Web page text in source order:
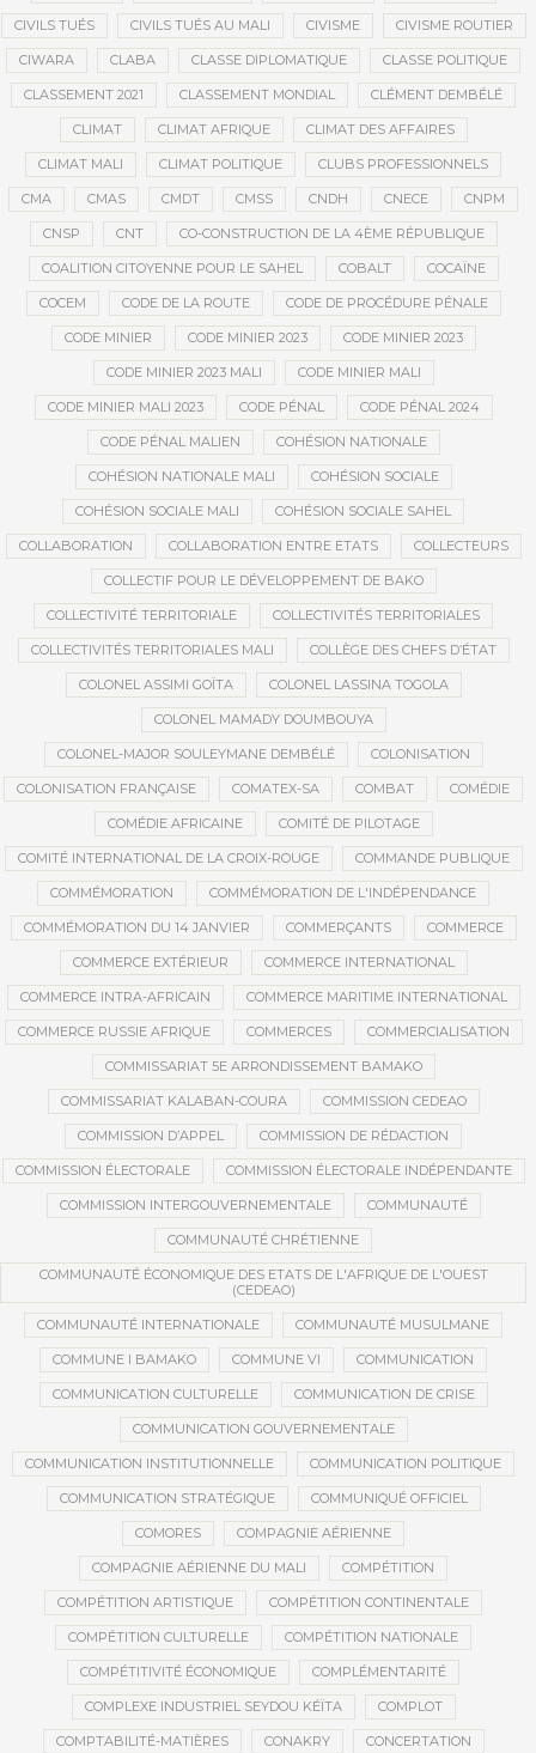
CIVILS TUÉS CIVILS TUÉS AU MALI CIVISME CIVISME ROUTIER
CIWARA CLABA CLASSE DIPLOMATIQUE CLASSE POLITIQUE
CLASSEMENT 2021 CLASSEMENT MONDIAL CLÉMENT DEMBÉLÉ
CLIMAT CLIMAT AFRIQUE CLIMAT DES AFFAIRES
CLIMAT MALI CLIMAT POLITIQUE CLUBS PROFESSIONNELS
CMA CMAS CMDT CMSS CNDH CNECE CNPM
CNSP CNT CO-CONSTRUCTION DE LA 4ÈME RÉPUBLIQUE
COALITION CITOYENNE POUR LE SAHEL COBALT COCAÏNE
COCEM CODE DE LA ROUTE CODE DE PROCÉDURE PÉNALE
CODE MINIER CODE MINIER 2023 CODE MINIER 2023
CODE MINIER 2023 MALI CODE MINIER MALI
CODE MINIER MALI 2023 CODE PÉNAL CODE PÉNAL 2024
CODE PÉNAL MALIEN COHÉSION NATIONALE
COHÉSION NATIONALE MALI COHÉSION SOCIALE
COHÉSION SOCIALE MALI COHÉSION SOCIALE SAHEL
COLLABORATION COLLABORATION ENTRE ETATS COLLECTEURS
COLLECTIF POUR LE DÉVELOPPEMENT DE BAKO
COLLECTIVITÉ TERRITORIALE COLLECTIVITÉS TERRITORIALES
COLLECTIVITÉS TERRITORIALES MALI COLLÈGE DES CHEFS D’ÉTAT
COLONEL ASSIMI GOÏTA COLONEL LASSINA TOGOLA
COLONEL MAMADY DOUMBOUYA
COLONEL-MAJOR SOULEYMANE DEMBÉLÉ COLONISATION
COLONISATION FRANÇAISE COMATEX-SA COMBAT COMÉDIE
COMÉDIE AFRICAINE COMITÉ DE PILOTAGE
COMITÉ INTERNATIONAL DE LA CROIX-ROUGE COMMANDE PUBLIQUE
COMMÉMORATION COMMÉMORATION DE L'INDÉPENDANCE
COMMÉMORATION DU 14 JANVIER COMMERÇANTS COMMERCE
COMMERCE EXTÉRIEUR COMMERCE INTERNATIONAL
COMMERCE INTRA-AFRICAIN COMMERCE MARITIME INTERNATIONAL
COMMERCE RUSSIE AFRIQUE COMMERCES COMMERCIALISATION
COMMISSARIAT 5E ARRONDISSEMENT BAMAKO
COMMISSARIAT KALABAN-COURA COMMISSION CEDEAO
COMMISSION D’APPEL COMMISSION DE RÉDACTION
COMMISSION ÉLECTORALE COMMISSION ÉLECTORALE INDÉPENDANTE
COMMISSION INTERGOUVERNEMENTALE COMMUNAUTÉ
COMMUNAUTÉ CHRÉTIENNE
COMMUNAUTÉ ÉCONOMIQUE DES ETATS DE L'AFRIQUE DE L'OUEST
(CEDEAO)
COMMUNAUTÉ INTERNATIONALE COMMUNAUTÉ MUSULMANE
COMMUNE I BAMAKO COMMUNE VI COMMUNICATION
COMMUNICATION CULTURELLE COMMUNICATION DE CRISE
COMMUNICATION GOUVERNEMENTALE
COMMUNICATION INSTITUTIONNELLE COMMUNICATION POLITIQUE
COMMUNICATION STRATÉGIQUE COMMUNIQUÉ OFFICIEL
COMORES COMPAGNIE AÉRIENNE
COMPAGNIE AÉRIENNE DU MALI COMPÉTITION
COMPÉTITION ARTISTIQUE COMPÉTITION CONTINENTALE
COMPÉTITION CULTURELLE COMPÉTITION NATIONALE
COMPÉTITIVITÉ ÉCONOMIQUE COMPLÉMENTARITÉ
COMPLEXE INDUSTRIEL SEYDOU KÉÏTA COMPLOT
COMPTABILITÉ-MATIÈRES CONAKRY CONCERTATION